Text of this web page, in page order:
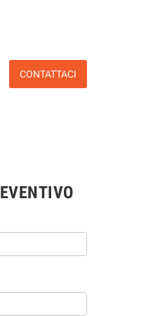
CONTATTACI